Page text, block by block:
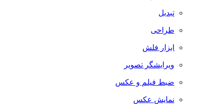
تبدیل
طراحی
ابزار فلش
ویرایشگر تصویر
ضبط فيلم و عكس
نمایش عکس